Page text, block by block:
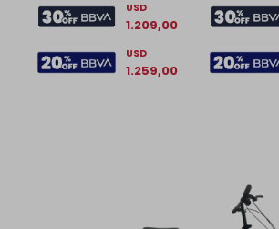
USD
1.209,00
USD
1.259,00